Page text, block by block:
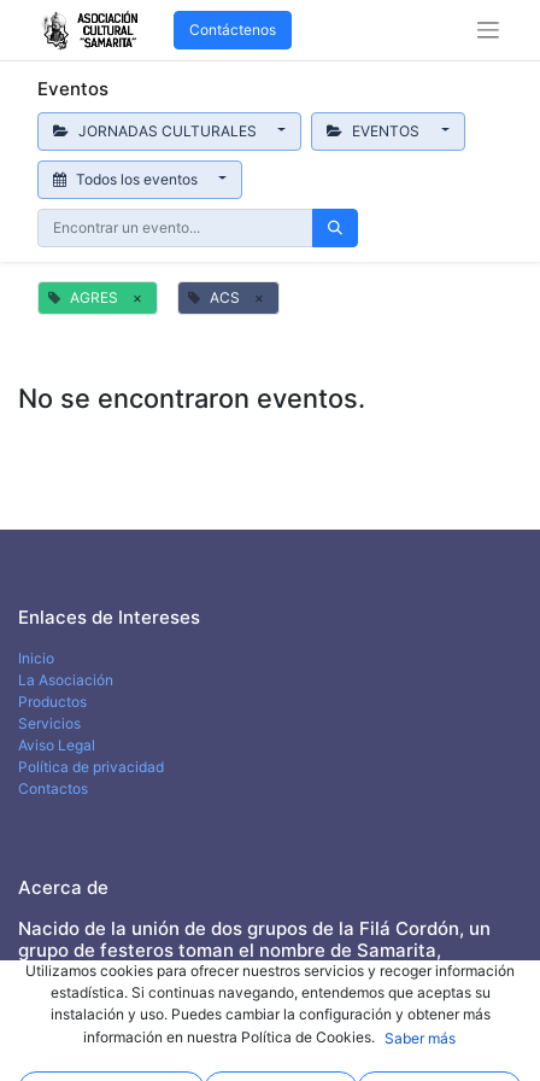
Contáctenos
Eventos
JORNADAS CULTURALES EVENTOS
Todos los eventos
AGRES × ACS ×
No se encontraron eventos.
Enlaces de Intereses
Inicio
La Asociación
Productos
Servicios
Aviso Legal
Política de privacidad
Contactos
​Acerca de
Nacido de la unión de dos grupos de la Filá Cordón, un
grupo de festeros toman el nombre de Samarita,
poniendo como guía de su día a día a este cordonero tan
entrañable, referente de nuestra fiesta y de nuestra
Ciudad. Pronto la ilusión y las ganas de Fiesta
propiciaron la participación, por parte de sus integrantes
Utilizamos cookies para ofrecer nuestros servicios y recoger información
estadística. Si continuas navegando, entendemos que aceptas su
instalación y uso. Puedes cambiar la configuración y obtener más
información en nuestra Política de Cookies. Saber más